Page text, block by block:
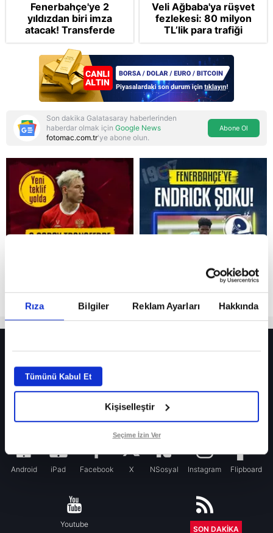
Rıza Bilgiler Reklam Ayarları Hakkında
Tümünü Kabul Et
Kişiselleştir
Seçime İzin Ver
Reddet
Fenerbahçe'ye 2
yıldızdan biri imza
atacak! Transferde
golcü harekatı...
Veli Ağbaba'ya rüşvet
fezlekesi: 80 milyon
TL’lik para trafiği
dosyada! CHP’li
belediyeleri haraca
bağlamış
Son dakika Galatasaray haberlerinden
haberdar olmak için Google News
fotomac.com.tr'ye abone olun.
Abone Ol
Fenerbahçe’de sürpriz ayrılık ihtimali! Devre arasında gelmişti
Fenerbahçe’nin yeni transferi Mason Greenwood için olay sözler!
Galatasaray’da rota yeniden Thiago Almada!
Android iPad Facebook X NSosyal Instagram Flipboard
Youtube RSS
SON DAKİKA